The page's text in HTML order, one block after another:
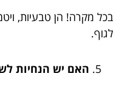
בכל מקרה! הן טבעיות,
לגוף.
האם יש הנחיות